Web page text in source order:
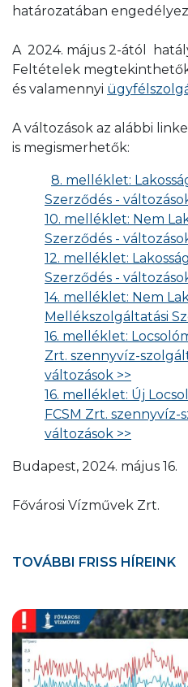
határozatában
A 2024. május 2-ától
Feltételek
és valamennyi
A változások az alábbi
is megismerhetők:
8. melléklet:
Szerződés -
10. melléklet: Nem
Szerződés -
12. melléklet:
Szerződés -
14. melléklet: Nem
Mellékszolgáltatási
16. melléklet:
Zrt. szennyvíz-
változások >>
16. melléklet: Új
FCSM Zrt.
változások >>
Budapest, 2024. május 16.
Fővárosi Vízművek Zrt.
TOVÁBBI FRISS HÍREINK